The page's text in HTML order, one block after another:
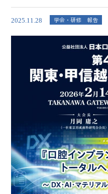
2025.11.28 学会・研修 報告